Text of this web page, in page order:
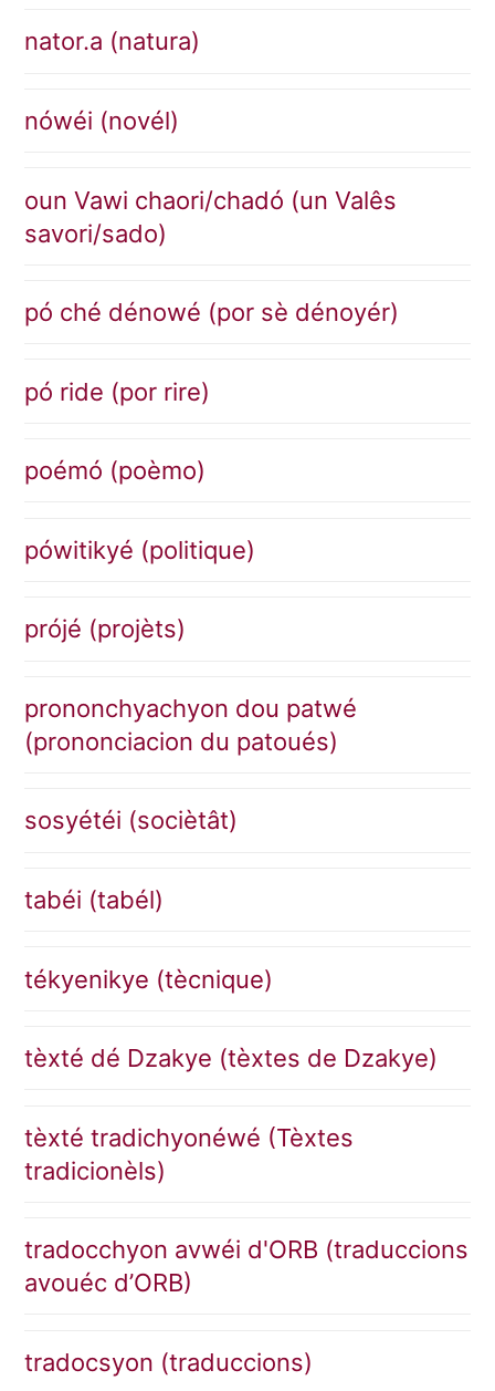
nator.a (natura)
nówéi (novél)
oun Vawi chaori/chadó (un Valês
savori/sado)
pó ché dénowé (por sè dénoyér)
pó ride (por rire)
poémó (poèmo)
pówitikyé (politique)
prójé (projèts)
prononchyachyon dou patwé
(prononciacion du patoués)
sosyétéi (sociètât)
tabéi (tabél)
tékyenikye (tècnique)
tèxté dé Dzakye (tèxtes de Dzakye)
tèxté tradichyonéwé (Tèxtes
tradicionèls)
tradocchyon avwéi d'ORB (traduccions
avouéc d’ORB)
tradocsyon (traduccions)